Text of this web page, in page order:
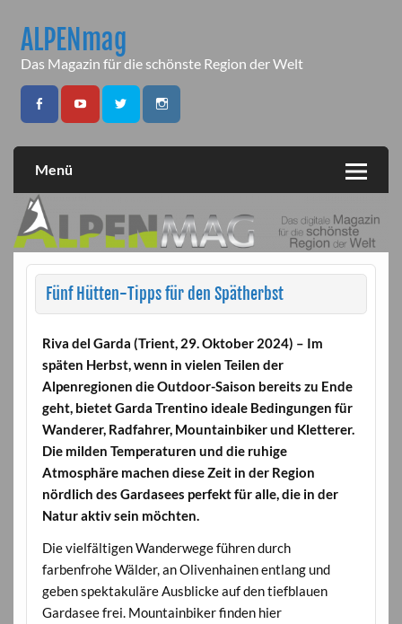
contentALPENmag
Das Magazin für die schönste Region der Welt
Menü
Fünf Hütten-Tipps für den Spätherbst
Riva del Garda (Trient, 29. Oktober 2024) – Im
späten Herbst, wenn in vielen Teilen der
Alpenregionen die Outdoor-Saison bereits zu Ende
geht, bietet Garda Trentino ideale Bedingungen für
Wanderer, Radfahrer, Mountainbiker und Kletterer.
Die milden Temperaturen und die ruhige
Atmosphäre machen diese Zeit in der Region
nördlich des Gardasees perfekt für alle, die in der
Natur aktiv sein möchten.
Die vielfältigen Wanderwege führen durch
farbenfrohe Wälder, an Olivenhainen entlang und
geben spektakuläre Ausblicke auf den tiefblauen
Gardasee frei. Mountainbiker finden hier